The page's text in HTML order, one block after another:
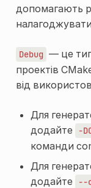
допомагають
Debug — це
проектів
від
Для
додайте
-
команди
Для
додайте
--